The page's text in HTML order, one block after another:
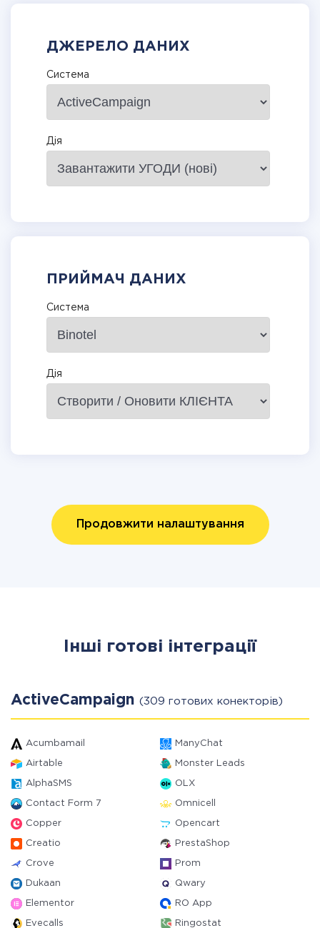
ДЖЕРЕЛО ДАНИХ
Система
Дія
ПРИЙМАЧ ДАНИХ
Система
Дія
Продовжити налаштування
Інші готові інтеграції
ActiveCampaign (309 готових конекторів)
Acumbamail ManyChat
Airtable Monster Leads
AlphaSMS OLX
Contact Form 7 Omnicell
Copper Opencart
Creatio PrestaShop
Crove Prom
Dukaan Qwary
Elementor RO App
Evecalls Ringostat